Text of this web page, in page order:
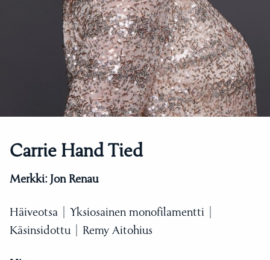
Carrie Hand Tied
Merkki: Jon Renau
Häiveotsa | Yksiosainen monofilamentti |
Käsinsidottu | Remy Aitohius